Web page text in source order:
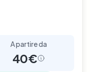
A partire da
40€